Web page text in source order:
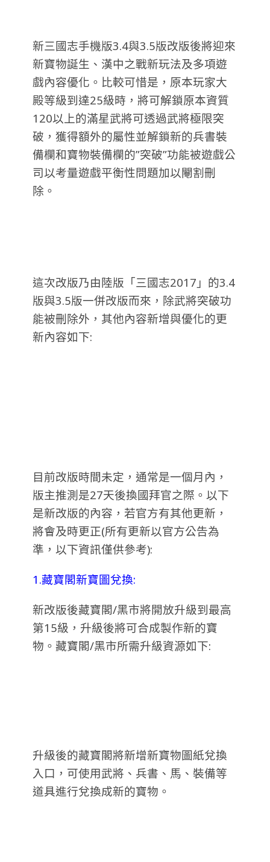
新三國志手機版3.4與3.5版改版後將迎來
新寶物誕生、漢中之戰新玩法及多項遊
戲內容優化。比較可惜是，原本玩家大
殿等級到達25級時，將可解鎖原本資質
120以上的滿星武將可透過武將極限突
破，獲得額外的屬性並解鎖新的兵書裝
備欄和寶物裝備欄的”突破”功能被遊戲公
司以考量遊戲平衡性問題加以閹割刪
除。
這次改版乃由陸版「三國志2017」的3.4
版與3.5版一併改版而來，除武將突破功
能被刪除外，其他內容新增與優化的更
新內容如下:
目前改版時間未定，通常是一個月內，
版主推測是27天後換國拜官之際。以下
是新改版的內容，若官方有其他更新，
將會及時更正(所有更新以官方公告為
準，以下資訊僅供參考):
1.藏寶閣新寶圖兌換:
新改版後藏寶閣/黑市將開放升級到最高
第15級，升級後將可合成製作新的寶
物。藏寶閣/黑市所需升級資源如下:
升級後的藏寶閣將新增新寶物圖紙兌換
入口，可使用武將、兵書、馬、裝備等
道具進行兌換成新的寶物。